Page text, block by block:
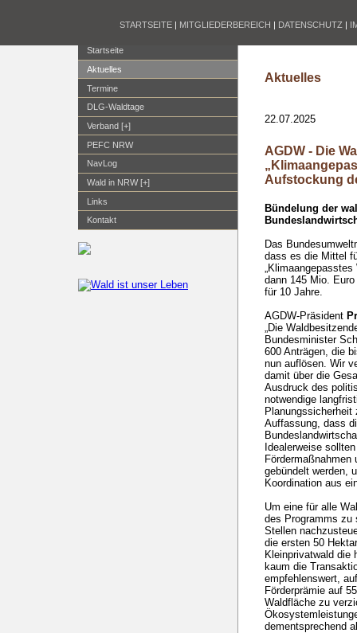
STARTSEITE | MITGLIEDERBEREICH | DATENSCHUTZ |
Startseite
Aktuelles
Termine
DLG-Waldtage
Verband [+]
PEFC NRW
NavLog
Wald in NRW [+]
Links
Kontakt
Aktuelles
22.07.2025
AGDW - Die
Aufstockung
Bündelung der
Das
dass es die Mittel
dann 145 Mio.
für 10 Jahre.
AGDW-Präsident
„Die
Bundesminister
600 Anträgen, die
nun auflösen. Wir
damit über die
Ausdruck des
notwendige
Planungssicherheit
Auffassung, dass
Idealerweise
Fördermaßnahmen
gebündelt werden,
Koordination aus
Um eine für alle
des Programms zu
Stellen
die ersten 50
Kleinprivatwald die
kaum die
empfehlenswert,
Förderprämie auf
Waldfläche zu
dementsprechend